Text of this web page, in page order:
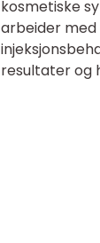
kosmetiske
arbeider med
resultater og